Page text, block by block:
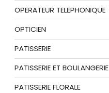
OPERATEUR TELEPHONIQUE
OPTICIEN
PATISSERIE
PATISSERIE ET BOULANGERIE
PATISSERIE FLORALE